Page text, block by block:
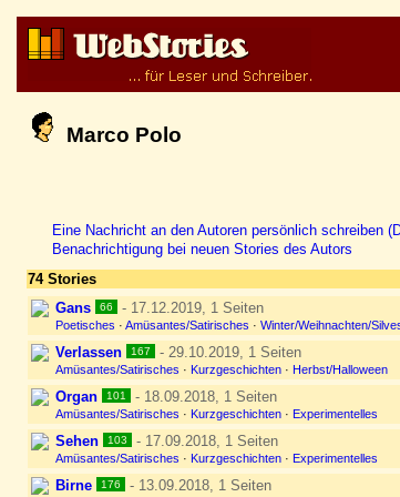
Marco Polo
Eine Nachricht an den Autoren persönlich schreiben
Benachrichtigung bei neuen Stories des Autors
74 Stories
Gans
66 - 17.12.2019, 1 Seiten
Poetisches · Amüsantes/Satirisches · Winter/Weihnachten/
Verlassen 167 - 29.10.2019, 1 Seiten
Amüsantes/Satirisches · Kurzgeschichten · Herbst/Halloween
Organ 101 - 18.09.2018, 1 Seiten
Amüsantes/Satirisches · Kurzgeschichten · Experimentelles
Sehen 103 - 17.09.2018, 1 Seiten
Amüsantes/Satirisches · Kurzgeschichten · Experimentelles
Birne 176 - 13.09.2018, 1 Seiten